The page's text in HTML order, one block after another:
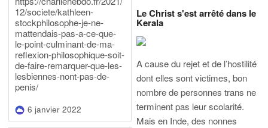
12/societe/kathleen-
stockphilosophe-je-ne-
mattendais-pas-a-ce-que-
le-point-culminant-de-ma-
reflexion-philosophique-soit-
de-faire-remarquer-que-les-
lesbiennes-nont-pas-de-
penis/
6 janvier 2022
Le Christ s'est arrêté dans le
Kerala
A cause du rejet et de l’hostilité
dont elles sont victimes, bon
nombre de personnes trans ne
terminent pas leur scolarité.
Mais en Inde, des nonnes